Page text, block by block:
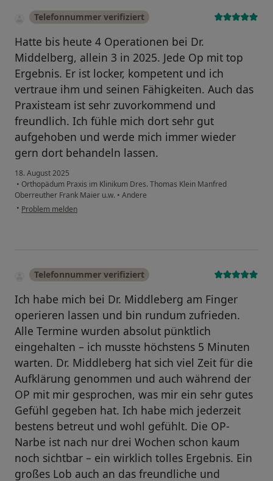
Telefonnummer verifiziert
Hatte bis heute 4 Operationen bei Dr.
Middelberg, allein 3 in 2025. Jede Op mit top
Ergebnis. Er ist locker, kompetent und ich
vertraue ihm und seinen Fähigkeiten. Auch das
Praxisteam ist sehr zuvorkommend und
freundlich. Ich fühle mich dort sehr gut
aufgehoben und werde mich immer wieder
gern dort behandeln lassen.
18. August 2025
• Orthopädum Praxis im Klinikum Dres. Thomas Klein Manfred
Oberreuther Frank Maier u.w. • Andere
• Problem melden
Telefonnummer verifiziert
Ich habe mich bei Dr. Middleberg am Finger
operieren lassen und bin rundum zufrieden.
Alle Termine wurden absolut pünktlich
eingehalten – ich musste höchstens 5 Minuten
warten. Dr. Middleberg hat sich viel Zeit für die
Aufklärung genommen und auch während der
OP mit mir gesprochen, was mir ein sehr gutes
Gefühl gegeben hat. Ich habe mich jederzeit
bestens betreut und wohl gefühlt. Die OP-
Narbe ist nach nur drei Wochen schon kaum
noch sichtbar – ein wirklich tolles Ergebnis. Ein
großes Lob auch an das freundliche und